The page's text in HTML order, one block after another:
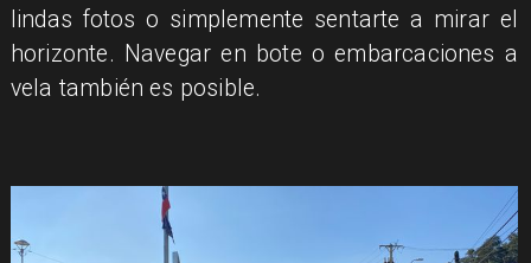
lindas fotos o simplemente sentarte a mirar el
horizonte. Navegar en bote o embarcaciones a
vela también es posible.